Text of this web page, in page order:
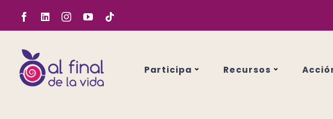
al
contenido
FacebookLinkedInInstagramYouTube
Participa Recursos